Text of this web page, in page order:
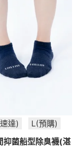
達)
L(預購)
抑菌船型除臭襪(湛